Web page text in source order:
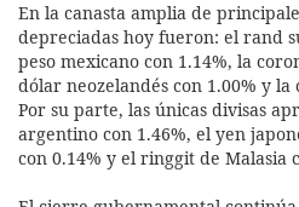
En la canasta amplia de
depreciadas hoy fueron: el rand
peso mexicano con 1.14%, la
dólar neozelandés con 1.00% y
Por su parte, las únicas divisas
argentino con 1.46%, el yen
con 0.14% y el ringgit de Malasia